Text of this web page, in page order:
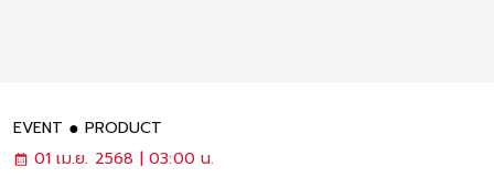
EVENT
PRODUCT
01 เม.ย. 2568 | 03:00 น.